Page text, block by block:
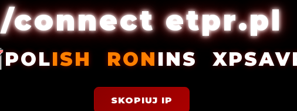
/connect etpr.pl
POLISH RONINS
SKOPIUJ IP